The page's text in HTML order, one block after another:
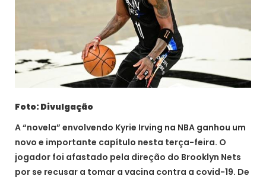
Foto: Divulgação
A “novela” envolvendo Kyrie Irving na NBA ganhou um
novo e importante capítulo nesta terça-feira. O
jogador foi afastado pela direção do Brooklyn Nets
por se recusar a tomar a vacina contra a covid-19. De